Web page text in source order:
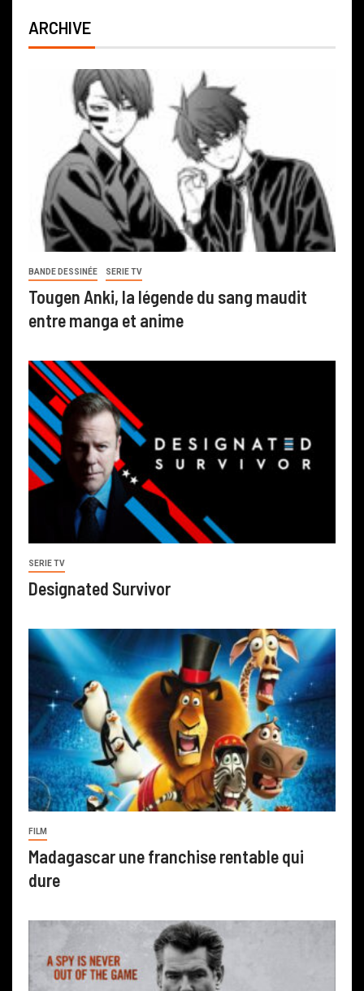
ARCHIVE
BANDE DESSINÉE SERIE TV
Tougen Anki, la légende du sang maudit
entre manga et anime
SERIE TV
Designated Survivor
FILM
Madagascar une franchise rentable qui
dure